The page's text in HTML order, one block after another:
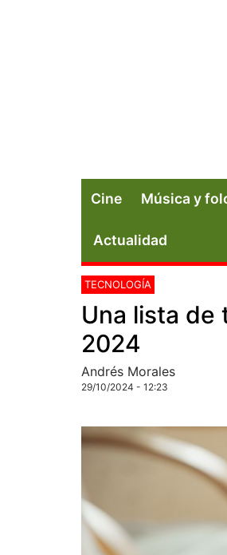
Cine Música y
Actualidad
TECNOLOGÍA
Una lista de
2024
Andrés Morales
29/10/2024 - 12:23